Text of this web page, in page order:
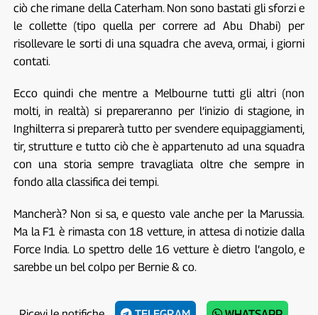
ciò che rimane della Caterham. Non sono bastati gli sforzi e
le collette (tipo quella per correre ad Abu Dhabi) per
risollevare le sorti di una squadra che aveva, ormai, i giorni
contati.
Ecco quindi che mentre a Melbourne tutti gli altri (non
molti, in realtà) si prepareranno per l’inizio di stagione, in
Inghilterra si preparerà tutto per svendere equipaggiamenti,
tir, strutture e tutto ciò che è appartenuto ad una squadra
con una storia sempre travagliata oltre che sempre in
fondo alla classifica dei tempi.
Mancherà? Non si sa, e questo vale anche per la Marussia.
Ma la F1 è rimasta con 18 vetture, in attesa di notizie dalla
Force India. Lo spettro delle 16 vetture è dietro l’angolo, e
sarebbe un bel colpo per Bernie & co.